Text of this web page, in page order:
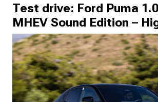
Test drive: Ford Puma
MHEV Sound Edition –